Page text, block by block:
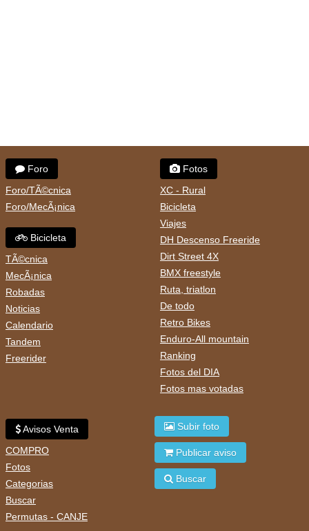
Foro
Foro/TÃ©cnica
Foro/MecÃ¡nica
Bicicleta
TÃ©cnica
MecÃ¡nica
Robadas
Noticias
Calendario
Tandem
Freerider
Fotos
XC - Rural
Bicicleta
Viajes
DH Descenso Freeride
Dirt Street 4X
BMX freestyle
Ruta, triatlon
De todo
Retro Bikes
Enduro-All mountain
Ranking
Fotos del DIA
Fotos mas votadas
Avisos Venta
COMPRO
Fotos
Categorias
Buscar
Permutas - CANJE
Subir foto
Publicar aviso
Buscar